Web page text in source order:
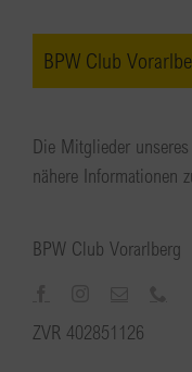
BPW Club
Die Mitglieder
nähere Informationen
BPW Club Vorarlberg
ZVR 402851126